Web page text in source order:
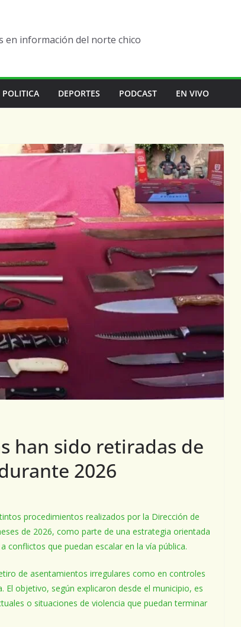
en información del norte chico
POLITICA DEPORTES PODCAST EN VIVO
han sido retiradas de
2026
procedimientos realizados por la Dirección de
de 2026, como parte de una estrategia orientada
conflictos que puedan escalar en la vía pública.
de asentamientos irregulares como en controles
objetivo, según explicaron desde el municipio, es
o situaciones de violencia que puedan terminar